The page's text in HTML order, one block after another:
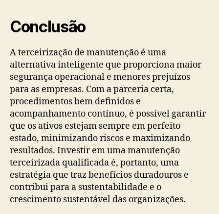
Conclusão
A terceirização de manutenção é uma
alternativa inteligente que proporciona maior
segurança operacional e menores prejuízos
para as empresas. Com a parceria certa,
procedimentos bem definidos e
acompanhamento contínuo, é possível garantir
que os ativos estejam sempre em perfeito
estado, minimizando riscos e maximizando
resultados. Investir em uma manutenção
terceirizada qualificada é, portanto, uma
estratégia que traz benefícios duradouros e
contribui para a sustentabilidade e o
crescimento sustentável das organizações.